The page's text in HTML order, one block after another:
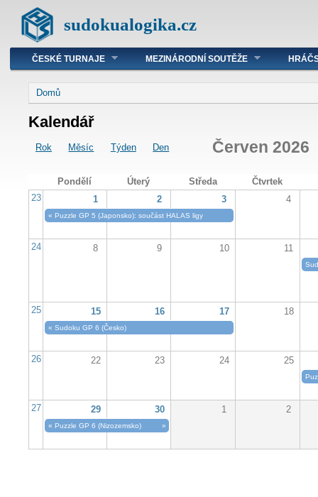
sudokualogika.cz
ČESKÉ TURNAJE MEZINÁRODNÍ SOUTĚŽE
Domů
Kalendář
Rok Měsíc Týden Den Červen 2026
Pondělí Úterý Středa
Čtvrtek
23
1 2 3 4
« Puzzle GP 5 (Japonsko): součást HALAS ligy
24 8 9 10 11
25 15 16 17 18
« Sudoku GP 6 (Česko)
26 22 23 24 25
27 29 30 1 2
« Puzzle GP 6 (Nizozemsko) »